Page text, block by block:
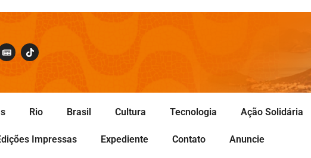
Rio Brasil Cultura Tecnologia Ação Solidária
Impressas Expediente Contato Anuncie